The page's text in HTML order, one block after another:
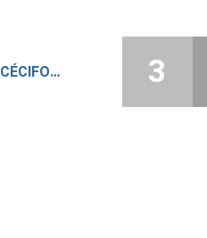
FC NANTES CÉCIFOOT – B1 3